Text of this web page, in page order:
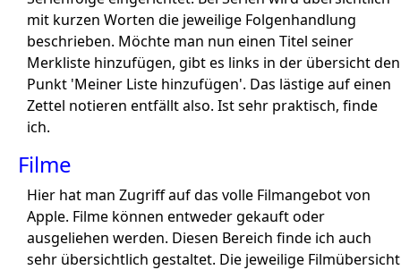
mit kurzen Worten die jeweilige Folgenhandlung
beschrieben. Möchte man nun einen Titel seiner
Merkliste hinzufügen, gibt es links in der übersicht den
Punkt 'Meiner Liste hinzufügen'. Das lästige auf einen
Zettel notieren entfällt also. Ist sehr praktisch, finde
ich.
Filme
Hier hat man Zugriff auf das volle Filmangebot von
Apple. Filme können entweder gekauft oder
ausgeliehen werden. Diesen Bereich finde ich auch
sehr übersichtlich gestaltet. Die jeweilige Filmübersicht